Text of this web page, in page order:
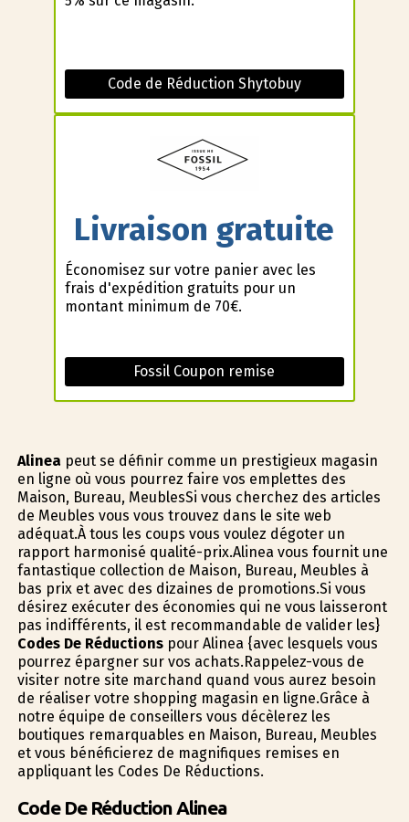
Code de Réduction Shytobuy
Livraison gratuite
Économisez sur votre panier avec les
frais d'expédition gratuits pour un
montant minimum de 70€.
Fossil Coupon remise
Alinea peut se définir comme un prestigieux magasin
en ligne où vous pourrez faire vos emplettes des
Maison, Bureau, MeublesSi vous cherchez des articles
de Meubles vous vous trouvez dans le site web
adéquat.À tous les coups vous voulez dégoter un
rapport harmonisé qualité-prix.Alinea vous fournit une
fantastique collection de Maison, Bureau, Meubles à
bas prix et avec des dizaines de promotions.Si vous
désirez exécuter des économies qui ne vous laisseront
pas indifférents, il est recommandable de valider les}
Codes De Réductionspour Alinea {avec lesquels vous
pourrez épargner sur vos achats.Rappelez-vous de
visiter notre site marchand quand vous aurez besoin
de réaliser votre shopping magasin en ligne.Grâce à
notre équipe de conseillers vous décèlerez les
boutiques remarquables en Maison, Bureau, Meubles
et vous bénéficierez de magnifiques remises en
appliquant les Codes De Réductions.
Code De Réduction Alinea